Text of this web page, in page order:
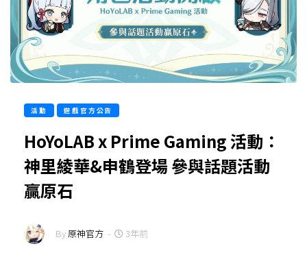
活動 遊戲官方公告
HoYoLAB x Prime Gaming 活動：
神里綾華&申鶴登場 參與話題活動
贏原石
By原神官方 - 3年前